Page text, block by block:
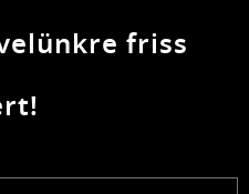
friss